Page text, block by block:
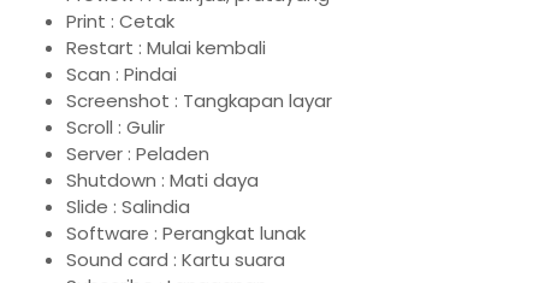
Print : Cetak
Restart : Mulai kembali
Scan : Pindai
Screenshot : Tangkapan layar
Scroll : Gulir
Server : Peladen
Shutdown : Mati daya
Slide : Salindia
Software : Perangkat lunak
Sound card : Kartu suara